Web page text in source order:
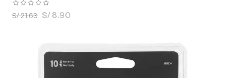
S/ 21.63 S/ 8.90